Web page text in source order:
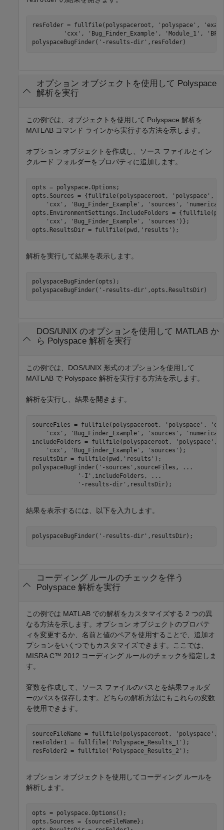
resFolder = fullfile(polyspaceroot, 'polyspace' ,
'cxx' , 'Bug_Finder_Example' , 'Module_1' ,
polyspaceBugFinder( '-results-dir' ,resFolder)
オプション オブジェクトを使用して Polyspace
解析を実行
この例では、オブジェクトを使用して Polyspace 解析を
MATLAB コマンド ラインから実行する方法を示します。
オプション オブジェクトを作成し、ソース ファイルとイン
クルード フォルダーをプロパティに追加します。
opts = polyspace.Options;
opts.Sources = {fullfile(polyspaceroot,
'polyspace' ,
'cxx' , 'Bug_Finder_Example' , 'sources' ,
opts.EnvironmentSettings.IncludeFolders =
'cxx' , 'Bug_Finder_Example' , 'sources' )};
opts.ResultsDir = fullfile(pwd, 'results' );
解析を実行して結果を表示します。
polyspaceBugFinder(opts);
polyspaceBugFinder( '-results-dir' ,opts.ResultsDir)
DOS/UNIX のオプションを使用して MATLABか
ら Polyspace解析を実行
この例では、DOS/UNIX 形式のオプションを使用して
MATLAB で Polyspace 解析を実行する方法を示します。
解析を実行し、結果を開きます。
sourceFiles = fullfile(polyspaceroot, 'polyspace' ,
'cxx' , 'Bug_Finder_Example' , 'sources' ,
includeFolders = fullfile(polyspaceroot,
'polyspace' ,
'cxx' , 'Bug_Finder_Example' , 'sources' );
resultsDir = fullfile(pwd, 'results' );
polyspaceBugFinder( '-sources' ,sourceFiles,
...
'-I' ,includeFolders,
...
'-results-dir'
結果を表示するには、以下を入力します。
polyspaceBugFinder( '-results-dir' ,resultsDir);
コーディング ルールのチェックを伴う
Polyspace解析を実行
この例では MATLAB での解析をカスタマイズする 2 つの異
なる方法を示します。オプション オブジェクトのプロパテ
ィを変更するか、名前と値のペアを使用することで、追加オ
プションをいくつでもカスタマイズできます。ここでは、
MISRA C™ 2012 コーディング ルールのチェックを指定しま
す。
変数を作成して、ソース ファイルのパスとを結果フォルダ
ーのパスを保存します。どちらの解析方法にもこれらの変数
を使用できます。
sourceFileName = fullfile(polyspaceroot, 'polyspace' ,
resFolder1 = fullfile( 'Polyspace_Results_1' );
resFolder2 = fullfile( 'Polyspace_Results_2' );
オプション オブジェクトを使用してコーディング ルールを
解析します。
opts = polyspace.Options();
opts.Sources = {sourceFileName};